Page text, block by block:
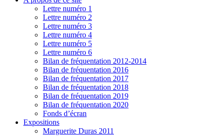
Lettre numéro 1
Lettre numéro 2
Lettre numéro 3
Lettre numéro 4
Lettre numéro 5
Lettre numéro 6
Bilan de fréquentation 2012-2014
Bilan de fréquentation 2016
Bilan de fréquentation 2017
Bilan de fréquentation 2018
Bilan de fréquentation 2019
Bilan de fréquentation 2020
Fonds d’écran
Expositions
Marguerite Duras 2011